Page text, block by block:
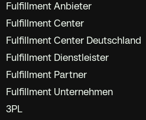
Fulfillment Anbieter
Fulfillment Center
Fulfillment Center Deutschland
Fulfillment Dienstleister
Fulfillment Partner
Fulfillment Unternehmen
3PL